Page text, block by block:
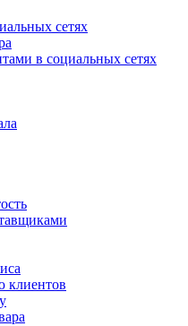
сетях
в социальных сетях
клиентов